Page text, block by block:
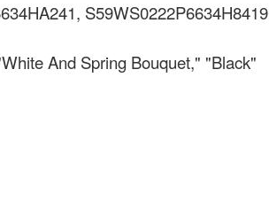
S59WS0222P6634H8419
And Spring Bouquet," "Black"